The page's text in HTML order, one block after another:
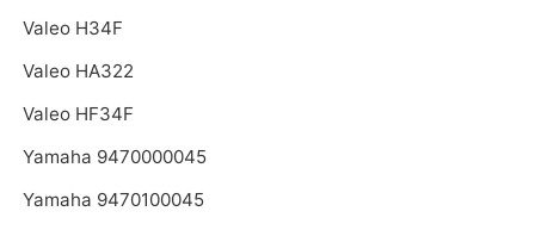
Valeo H34F
Valeo HA322
Valeo HF34F
Yamaha 9470000045
Yamaha 9470100045